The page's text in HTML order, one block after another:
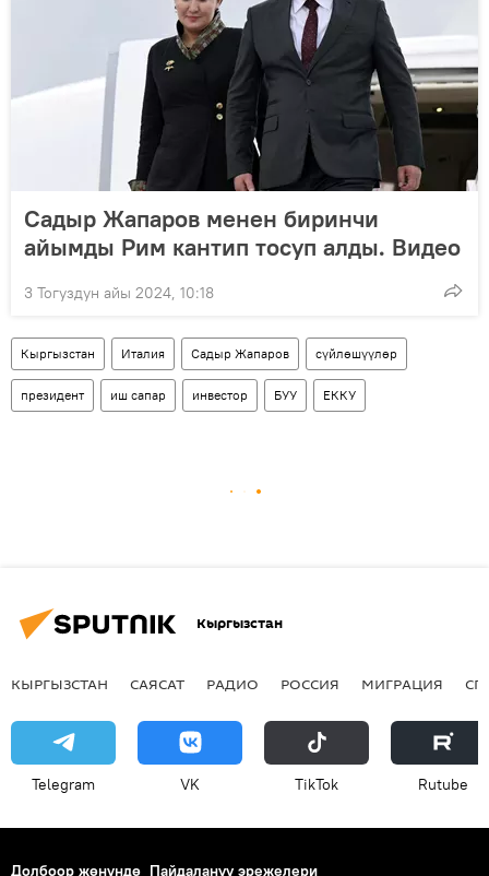
Садыр Жапаров менен биринчи
айымды Рим кантип тосуп алды. Видео
3 Тогуздун айы 2024, 10:18
Кыргызстан Италия Садыр Жапаров сүйлөшүүлөр
президент иш сапар инвестор БУУ ЕККУ
Кыргызстан
КЫРГЫЗСТАН САЯСАТ РАДИО РОССИЯ МИГРАЦИЯ
Telegram VK ТikТоk Rutube
Долбоор жөнүндө Пайдалануу эрежелери